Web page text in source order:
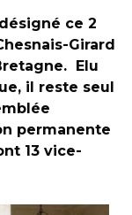
ce 2
Girard
Elu
il reste seul
permanente
13 vice-